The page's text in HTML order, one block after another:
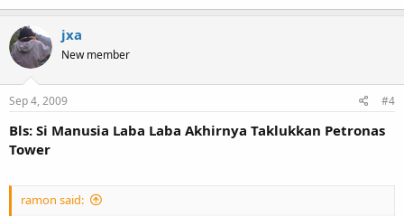
jxa
New member
Sep 4, 2009 #4
Bls: Si Manusia Laba Laba Akhirnya Taklukkan Petronas
Tower
ramon said: